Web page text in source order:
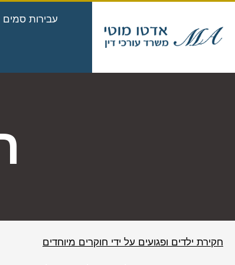
עבירות סמים
חקירת ילדים ופגועים על ידי חוקרים מיוחדים